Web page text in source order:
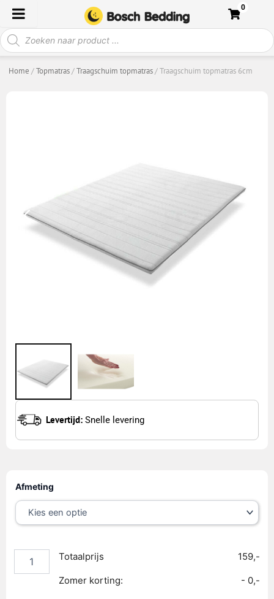
naar
de
inhoud
Producten
zoeken
0
Home /Topmatras/Traagschuim topmatras/ Traagschuim topmatras 6cm
Levertijd: Snelle levering
Afmeting
Traagschuim
6cm
aantal
Totaalprijs 159,-
Zomer korting: - 0,-